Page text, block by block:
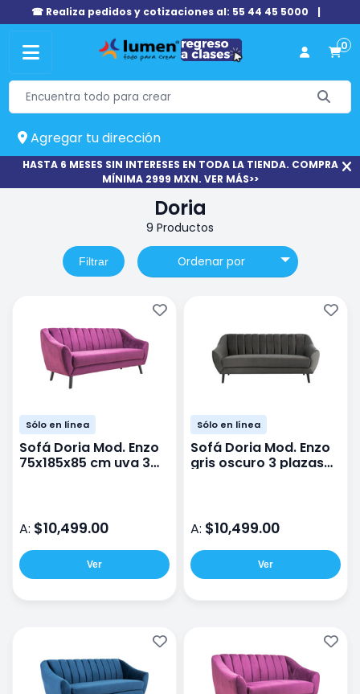
☎ Realiza pedidos y cotizaciones al: 55 44 45 5000 |
0
Agregar tu dirección
HASTA 6 MESES SIN INTERESES EN TODA LA TIENDA. COMPRA
MÍNIMA 2999 MXN. VER MÁS>>
Doria
Filtrar
9 Productos
Ordenar por
Sólo en línea
Sofá Doria Mod. Enzo
75x185x85 cm uva 3
A: $10,499.00
Ver
Sólo en línea
Sofá Doria Mod. Enzo
gris oscuro 3 plazas
A: $10,499.00
Ver